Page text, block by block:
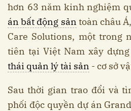
hơn 63 năm kinh nghiệm
án bất động sản toàn châu
Care Solutions, một trong
tiên tại Việt Nam xây
thái quản lý tài sản - cơ sở
Sau thời gian trao đổi và
phối độc quyền dự án